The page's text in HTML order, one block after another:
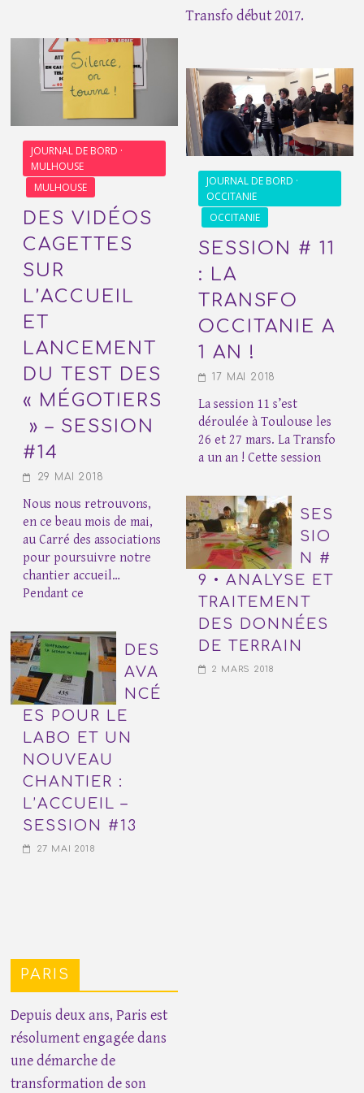
JOURNAL DE BORD ·
MULHOUSE
MULHOUSE
DES VIDÉOS
CAGETTES
SUR
L’ACCUEIL
ET
LANCEMENT
DU TEST DES
« MÉGOTIERS
» – SESSION
#14
29 MAI 2018
Nous nous retrouvons,
en ce beau mois de mai,
au Carré des associations
pour poursuivre notre
chantier accueil…
Pendant ce
DES
AVA
NCÉ
ES POUR LE
LABO ET UN
NOUVEAU
CHANTIER :
L’ACCUEIL –
SESSION #13
27 MAI 2018
PARIS
Depuis deux ans, Paris est
résolument engagée dans
une démarche de
transformation de son
Transfo début 2017.
JOURNAL DE BORD ·
OCCITANIE
OCCITANIE
SESSION # 11
: LA
TRANSFO
OCCITANIE A
1 AN !
17 MAI 2018
La session 11 s’est
déroulée à Toulouse les
26 et 27 mars. La Transfo
a un an ! Cette session
SES
SIO
N #
9 • ANALYSE ET
TRAITEMENT
DES DONNÉES
DE TERRAIN
2 MARS 2018